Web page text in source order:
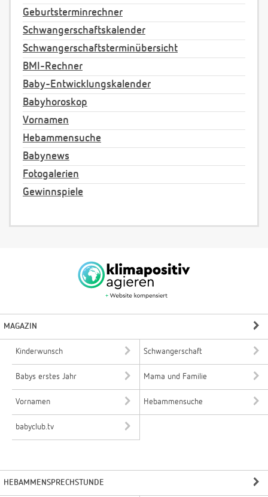
Geburtsterminrechner
Schwangerschaftskalender
Schwangerschaftsterminübersicht
BMI-Rechner
Baby-Entwicklungskalender
Babyhoroskop
Vornamen
Hebammensuche
Babynews
Fotogalerien
Gewinnspiele
MAGAZIN
Kinderwunsch Schwangerschaft
Babys erstes Jahr Mama und Familie
Vornamen Hebammensuche
babyclub.tv
HEBAMMENSPRECHSTUNDE